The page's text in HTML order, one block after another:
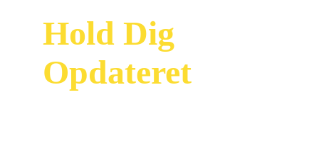
Hold Dig
Opdateret